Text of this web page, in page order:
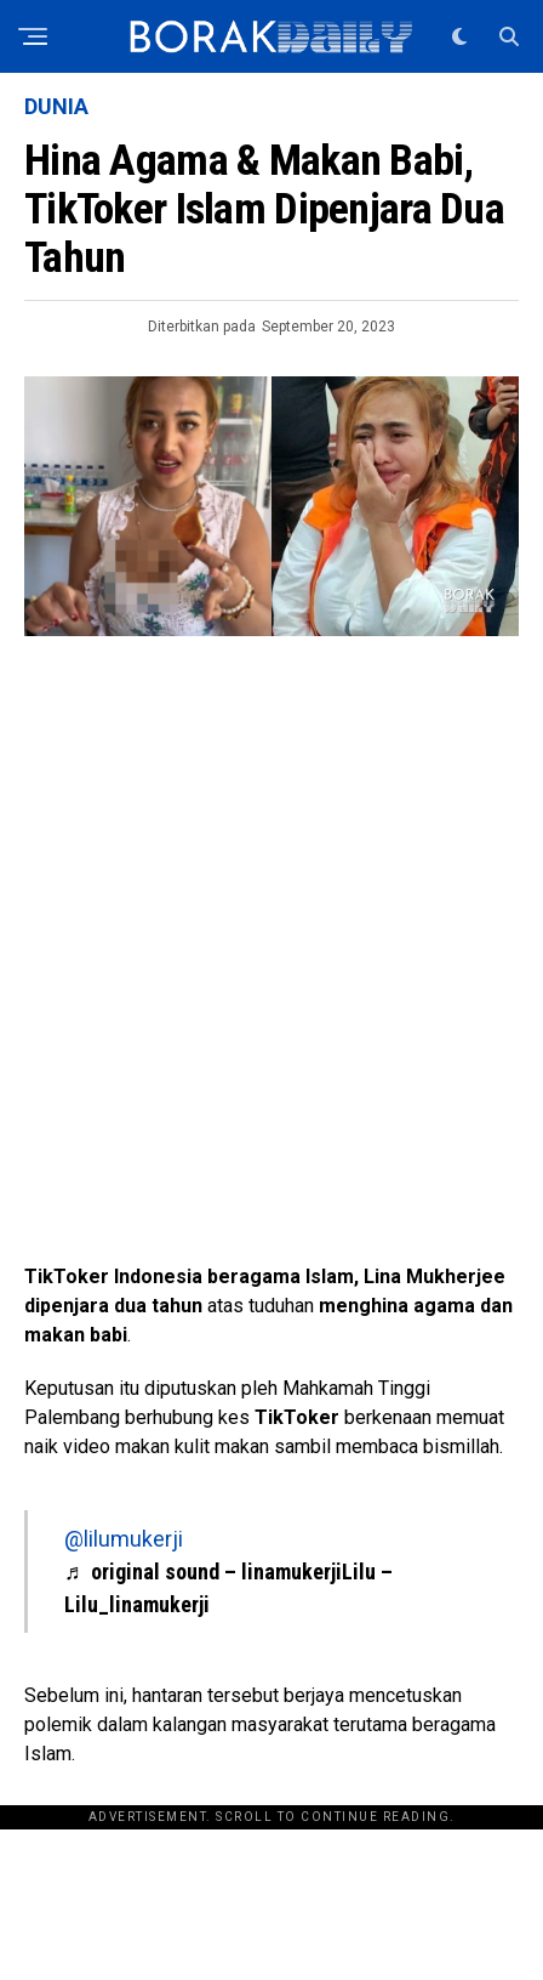
DUNIA
Hina Agama & Makan Babi,
TikToker Islam Dipenjara Dua
Tahun
Diterbitkan pada September 20, 2023
TikToker Indonesia beragama Islam, Lina Mukherjee
dipenjara dua tahun atas tuduhan menghina agama dan
makan babi.
Keputusan itu diputuskan pleh Mahkamah Tinggi
Palembang berhubung kes TikToker berkenaan memuat
naik video makan kulit makan sambil membaca bismillah.
@lilumukerji
♬ original sound – linamukerjiLilu –
Lilu_linamukerji
Sebelum ini, hantaran tersebut berjaya mencetuskan
polemik dalam kalangan masyarakat terutama beragama
Islam.
ADVERTISEMENT. SCROLL TO CONTINUE READING.